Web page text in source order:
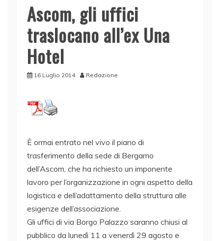
Ascom, gli uffici
traslocano all’ex Una
Hotel
16 Luglio 2014 Redazione
È ormai entrato nel vivo il piano di
trasferimento della sede di Bergamo
dell’Ascom, che ha richiesto un imponente
lavoro per l’organizzazione in ogni aspetto della
logistica e dell’adattamento della struttura alle
esigenze dell’associazione.
Gli uffici di via Borgo Palazzo saranno chiusi al
pubblico da lunedì 11 a venerdì 29 agosto e